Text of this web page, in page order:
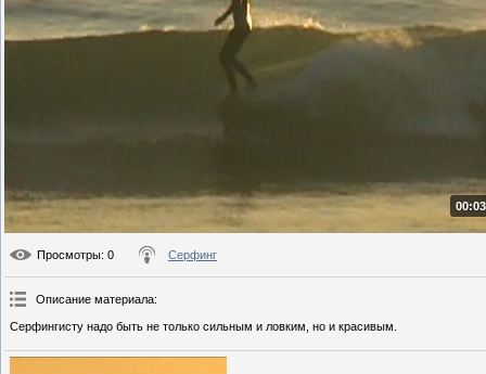
Просмотры: 0 Серфинг
Описание материала:
Серфингисту надо быть не только сильным и ловким, но и красивым.